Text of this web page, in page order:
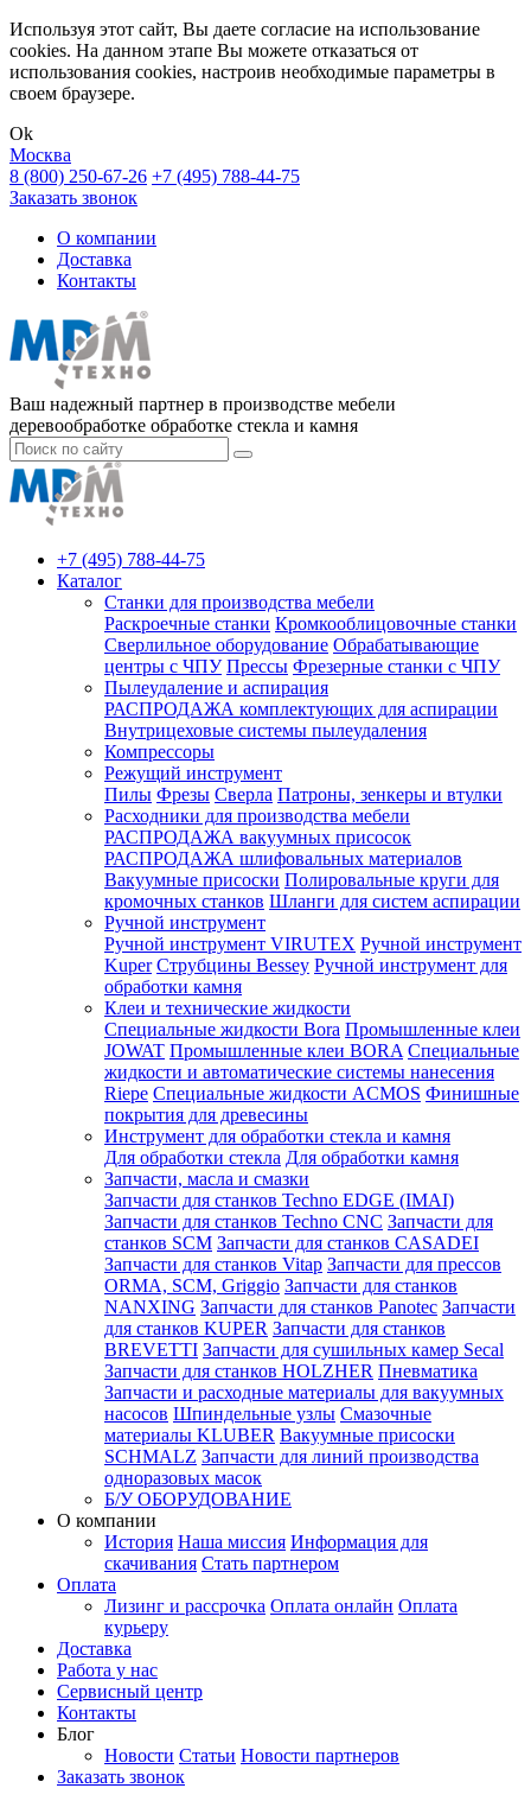
Используя этот сайт, Вы даете согласие на использование
cookies. На данном этапе Вы можете отказаться от
использования cookies, настроив необходимые параметры в
своем браузере.
Ok
Москва
8 (800) 250-67-26 +7 (495) 788-44-75
Заказать звонок
О компании
Доставка
Контакты
Ваш надежный партнер в производстве мебели
деревообработке обработке стекла и камня
+7 (495) 788-44-75
Каталог
Станки для производства мебели
Раскроечные станки Кромкооблицовочные станки
Сверлильное оборудование Обрабатывающие
центры с ЧПУ Прессы Фрезерные станки с ЧПУ
Пылеудаление и аспирация
РАСПРОДАЖА комплектующих для аспирации
Внутрицеховые системы пылеудаления
Компрессоры
Режущий инструмент
Пилы Фрезы Сверла Патроны, зенкеры и втулки
Расходники для производства мебели
РАСПРОДАЖА вакуумных присосок
РАСПРОДАЖА шлифовальных материалов
Вакуумные присоски Полировальные круги для
кромочных станков Шланги для систем аспирации
Ручной инструмент
Ручной инструмент VIRUTEX Ручной инструмент
Kuper Струбцины Bessey Ручной инструмент для
обработки камня
Клеи и технические жидкости
Специальные жидкости Bora Промышленные клеи
JOWAT Промышленные клеи BORA Специальные
жидкости и автоматические системы нанесения
Riepe Специальные жидкости ACMOS Финишные
покрытия для древесины
Инструмент для обработки стекла и камня
Для обработки стекла Для обработки камня
Запчасти, масла и смазки
Запчасти для станков Techno EDGE (IMAI)
Запчасти для станков Techno CNC Запчасти для
станков SCM Запчасти для станков CASADEI
Запчасти для станков Vitap Запчасти для прессов
ORMA, SCM, Griggio Запчасти для станков
NANXING Запчасти для станков Panotec Запчасти
для станков KUPER Запчасти для станков
BREVETTI Запчасти для сушильных камер Secal
Запчасти для станков HOLZHER Пневматика
Запчасти и расходные материалы для вакуумных
насосов Шпиндельные узлы Смазочные
материалы KLUBER Вакуумные присоски
SCHMALZ Запчасти для линий производства
одноразовых масок
Б/У ОБОРУДОВАНИЕ
О компании
История Наша миссия Информация для
скачивания Стать партнером
Оплата
Лизинг и рассрочка Оплата онлайн Оплата
курьеру
Доставка
Работа у нас
Сервисный центр
Контакты
Блог
Новости Статьи Новости партнеров
Заказать звонок